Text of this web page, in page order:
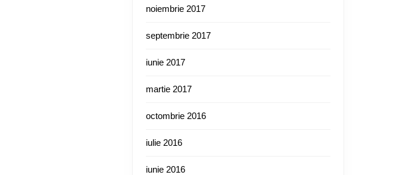
noiembrie 2017
septembrie 2017
iunie 2017
martie 2017
octombrie 2016
iulie 2016
iunie 2016